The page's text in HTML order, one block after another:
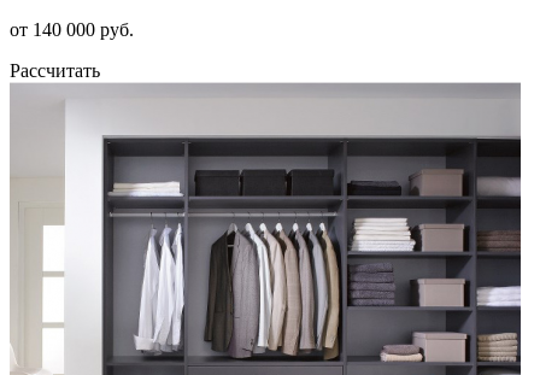
от 140 000 руб.
Рассчитать